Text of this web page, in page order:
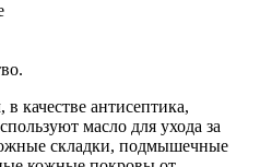
качестве антисептика,
масло для ухода за
складки, подмышечные